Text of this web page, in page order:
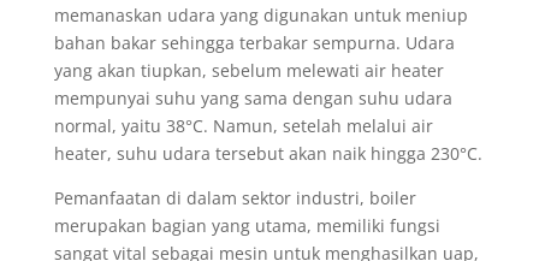
memanaskan udara yang digunakan untuk meniup
bahan bakar sehingga terbakar sempurna. Udara
yang akan tiupkan, sebelum melewati air heater
mempunyai suhu yang sama dengan suhu udara
normal, yaitu 38°C. Namun, setelah melalui air
heater, suhu udara tersebut akan naik hingga 230°C.
Pemanfaatan di dalam sektor industri, boiler
merupakan bagian yang utama, memiliki fungsi
sangat vital sebagai mesin untuk menghasilkan uap,